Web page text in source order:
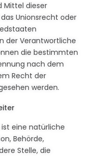
Mittel dieser
Unionsrecht oder
der Verantwortliche
die bestimmten
nach dem
Recht der
werden.
eine natürliche
Behörde,
Stelle, die